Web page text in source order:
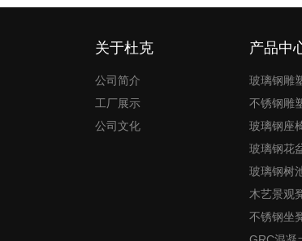
关于杜克
公司简介
工厂展示
公司文化
产品中
玻璃钢雕
不锈钢雕
玻璃钢座
玻璃钢花
玻璃钢树
木艺景观
不锈钢坐